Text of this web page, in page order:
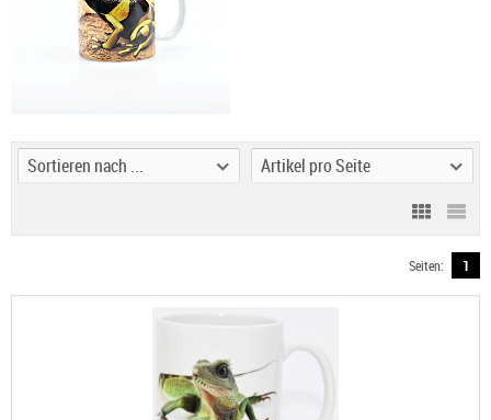
Sortieren nach ... Artikel pro Seite
Seiten: 1